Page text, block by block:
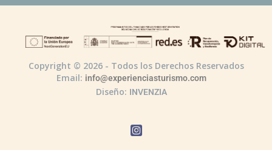
Copyright © 2026 - Todos los Derechos Reservados
Email: info@experienciasturismo.com
Diseño: INVENZIA